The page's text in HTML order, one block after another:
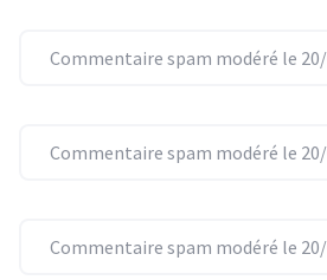
Commentaire spam modéré le 20/
Commentaire spam modéré le
Commentaire spam modéré le